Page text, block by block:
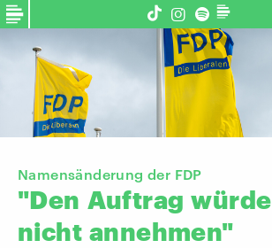
Namensänderung der FDP
"Den Auftrag würde
nicht annehmen"